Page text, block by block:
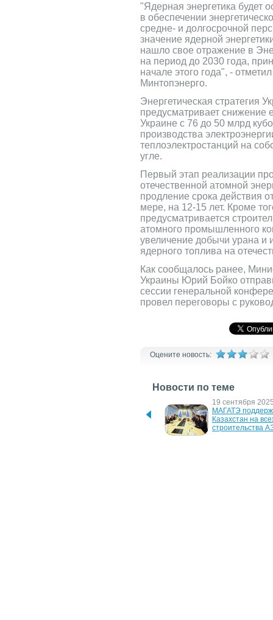
"Ядерная энергетика будет
в обеспечении
средне- и долгосрочной
значение ядерной
нашло свое отражение в
на период до 2030 года,
начале этого года", -
Минтопэнерго.
Энергетическая стратегия
предусматривает снижение
Украине с 76 до 50 млрд
производства
теплоэлектростанций на
угле.
Первый этап реализации
отечественной атомной
продление срока действия
мере, на 12-15 лет. Кроме
предусматривается
атомного промышленного
увеличение добычи урана и
ядерного топлива на
Как сообщалось ранее,
Украины Юрий Бойко
сессии генеральной
провел переговоры с
Оцените новость:
Новости по теме
Baykar выходит на рынок
19 сентября
МАГАТЭ
Казахстан на
строительства